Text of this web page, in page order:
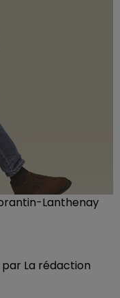
Lanthenay
par La rédaction